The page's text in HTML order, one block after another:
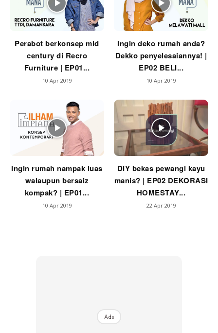
Casa Impiana
Impiana MakeOver
Sembang Laman
Tip Impiana
Hub Ideaktiv
Perabot berkonsep mid
century di Recro
Furniture | EP01...
10 Apr 2019
Ingin deko rumah anda?
Dekko penyelesaiannya! |
EP02 BELI...
10 Apr 2019
Ingin rumah nampak luas
walaupun bersaiz
kompak? | EP01...
10 Apr 2019
DIY bekas pewangi kayu
manis? | EP02 DEKORASI
HOMESTAY...
22 Apr 2019
Ads